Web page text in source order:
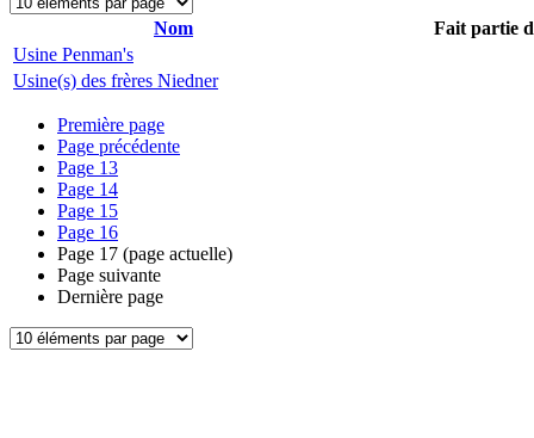
Nom
Fait partie
Usine Penman's
Usine(s) des frères Niedner
Première page
Page précédente
Page 13
Page 14
Page 15
Page 16
Page 17 (page actuelle)
Page suivante
Dernière page